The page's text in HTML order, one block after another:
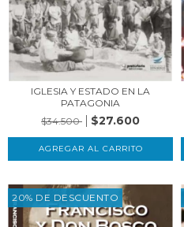
IGLESIA Y ESTADO EN LA
PATAGONIA
$34.500
$27.600
20% DE DESCUENTO